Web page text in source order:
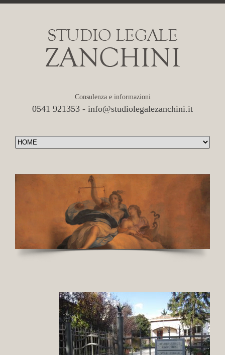
Consulenza e informazioni
0541 921353 - info@studiolegalezanchini.it